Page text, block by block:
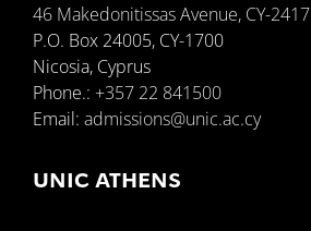
46 Makedonitissas Avenue, CY-2417
P.O. Box 24005, CY-1700
Nicosia, Cyprus
Phone.: +357 22 841500
Email: admissions@unic.ac.cy
UNIC ATHENS